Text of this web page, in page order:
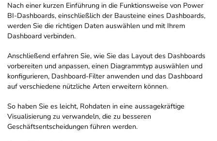
Nach einer kurzen Einführung in die Funktionsweise von Power
BI-Dashboards, einschließlich der Bausteine eines Dashboards,
werden Sie die richtigen Daten auswählen und mit Ihrem
Dashboard verbinden.
Anschließend erfahren Sie, wie Sie das Layout des Dashboards
vorbereiten und anpassen, einen Diagrammtyp auswählen und
konfigurieren, Dashboard-Filter anwenden und das Dashboard
auf verschiedene nützliche Arten erweitern können.
So haben Sie es leicht, Rohdaten in eine aussagekräftige
Visualisierung zu verwandeln, die zu besseren
Geschäftsentscheidungen führen werden.